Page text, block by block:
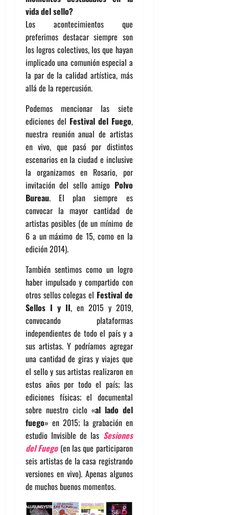
vida del sello?
Los acontecimientos que
preferimos destacar siempre son
los logros colectivos, los que hayan
implicado una comunión especial a
la par de la calidad artística, más
allá de la repercusión.
Podemos mencionar las siete
ediciones del Festival del Fuego,
nuestra reunión anual de artistas
en vivo, que pasó por distintos
escenarios en la ciudad e inclusive
la organizamos en Rosario, por
invitación del sello amigo Polvo
Bureau. El plan siempre es
convocar la mayor cantidad de
artistas posibles (de un mínimo de
6 a un máximo de 15, como en la
edición 2014).
También sentimos como un logro
haber impulsado y compartido con
otros sellos colegas el Festival de
Sellos I y II, en 2015 y 2019,
convocando plataformas
independientes de todo el país y a
sus artistas. Y podríamos agregar
una cantidad de giras y viajes que
el sello y sus artistas realizaron en
estos años por todo el país; las
ediciones físicas; el documental
sobre nuestro ciclo «al lado del
fuego» en 2015; la grabación en
estudio Invisible de las Sesiones
del Fuego(en las que participaron
seis artistas de la casa registrando
versiones en vivo). Apenas algunos
de muchos buenos momentos.